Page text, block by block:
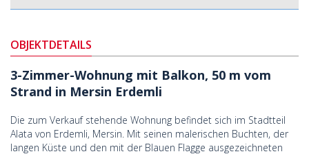
OBJEKTDETAILS
3-Zimmer-Wohnung mit Balkon, 50 m vom
Strand in Mersin Erdemli
Die zum Verkauf stehende Wohnung befindet sich im Stadtteil
Alata von Erdemli, Mersin. Mit seinen malerischen Buchten, der
langen Küste und den mit der Blauen Flagge ausgezeichneten